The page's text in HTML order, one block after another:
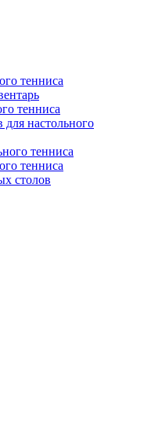
тенниса
тенниса
для настольного
тенниса
тенниса
столов